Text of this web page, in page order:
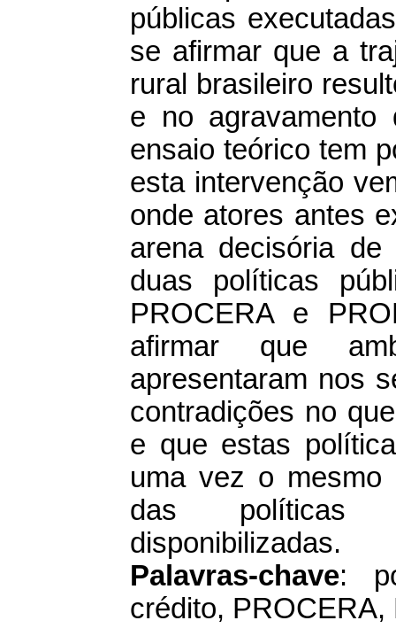
públicas
se afirmar que a
rural brasileiro
e no agravamento
ensaio teórico tem
esta intervenção
onde atores antes
arena decisória de
duas políticas
PROCERA e
afirmar que
apresentaram nos
contradições no
e que estas
uma vez o mesmo
das políticas
disponibilizadas.
Palavras-chave:
crédito, PROCERA,